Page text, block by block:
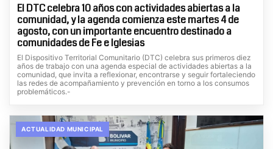
El DTC celebra 10 años con actividades abiertas a la
comunidad, y la agenda comienza este martes 4 de
agosto, con un importante encuentro destinado a
comunidades de Fe e Iglesias
El Dispositivo Territorial Comunitario (DTC) celebra sus primeros diez
años de trabajo con una agenda especial de actividades abiertas a la
comunidad, que invita a reflexionar, encontrarse y seguir fortaleciendo
las redes de acompañamiento y prevención en torno a los consumos
problemáticos.-
ACTUALIDAD MUNICIPAL